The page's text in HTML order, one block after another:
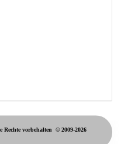
Rechte vorbehalten © 2009-2026